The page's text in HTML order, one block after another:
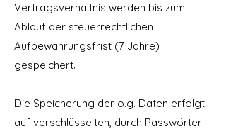
Vertragsverhältnis werden bis zum
Ablauf der steuerrechtlichen
Aufbewahrungsfrist (7 Jahre)
gespeichert.
Die Speicherung der o.g. Daten erfolgt
auf verschlüsselten, durch Passwörter